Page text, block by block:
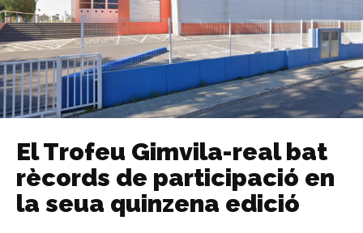
El Trofeu Gimvila-real bat
rècords de participació en
la seua quinzena edició